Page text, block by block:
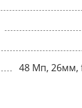
48 Мп, 26мм,